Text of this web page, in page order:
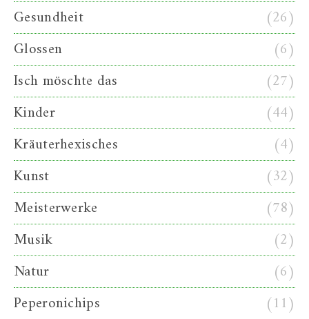
Gesundheit
(26)
Glossen
(6)
Isch möschte das
(27)
Kinder
(44)
Kräuterhexisches
(4)
Kunst
(32)
Meisterwerke
(78)
Musik
(2)
Natur
(6)
Peperonichips
(11)